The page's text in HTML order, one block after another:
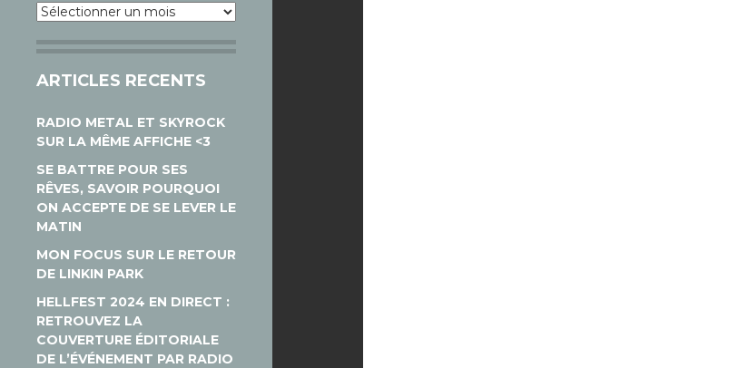
Archives
ARTICLES RECENTS
RADIO METAL ET SKYROCK
SUR LA MÊME AFFICHE <3
SE BATTRE POUR SES
RÊVES, SAVOIR POURQUOI
ON ACCEPTE DE SE LEVER LE
MATIN
MON FOCUS SUR LE RETOUR
DE LINKIN PARK
HELLFEST 2024 EN DIRECT :
RETROUVEZ LA
COUVERTURE ÉDITORIALE
DE L’ÉVÉNEMENT PAR RADIO